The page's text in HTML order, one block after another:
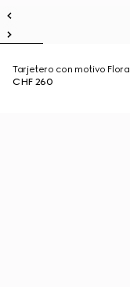
Tarjetero con motivo Flora
CHF 260